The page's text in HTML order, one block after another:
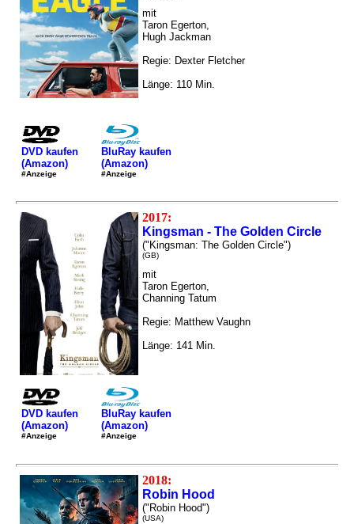
mit
Taron Egerton,
Hugh Jackman
Regie: Dexter Fletcher
Länge: 110 Min.
DVD kaufen
(Amazon)
#Anzeige
BluRay kaufen
(Amazon)
#Anzeige
2017:
Kingsman - The Golden Circle
("Kingsman: The Golden Circle")
(GB)
mit
Taron Egerton,
Channing Tatum
Regie: Matthew Vaughn
Länge: 141 Min.
DVD kaufen
(Amazon)
#Anzeige
BluRay kaufen
(Amazon)
#Anzeige
2018:
Robin Hood
("Robin Hood")
(USA)